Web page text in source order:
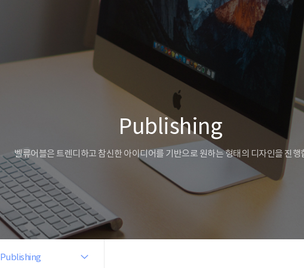
Publishing
벨류어블은 트렌디하고 참신한 아이디어를 기반으로 원하는 형태의 디자인을 진행
Publishing